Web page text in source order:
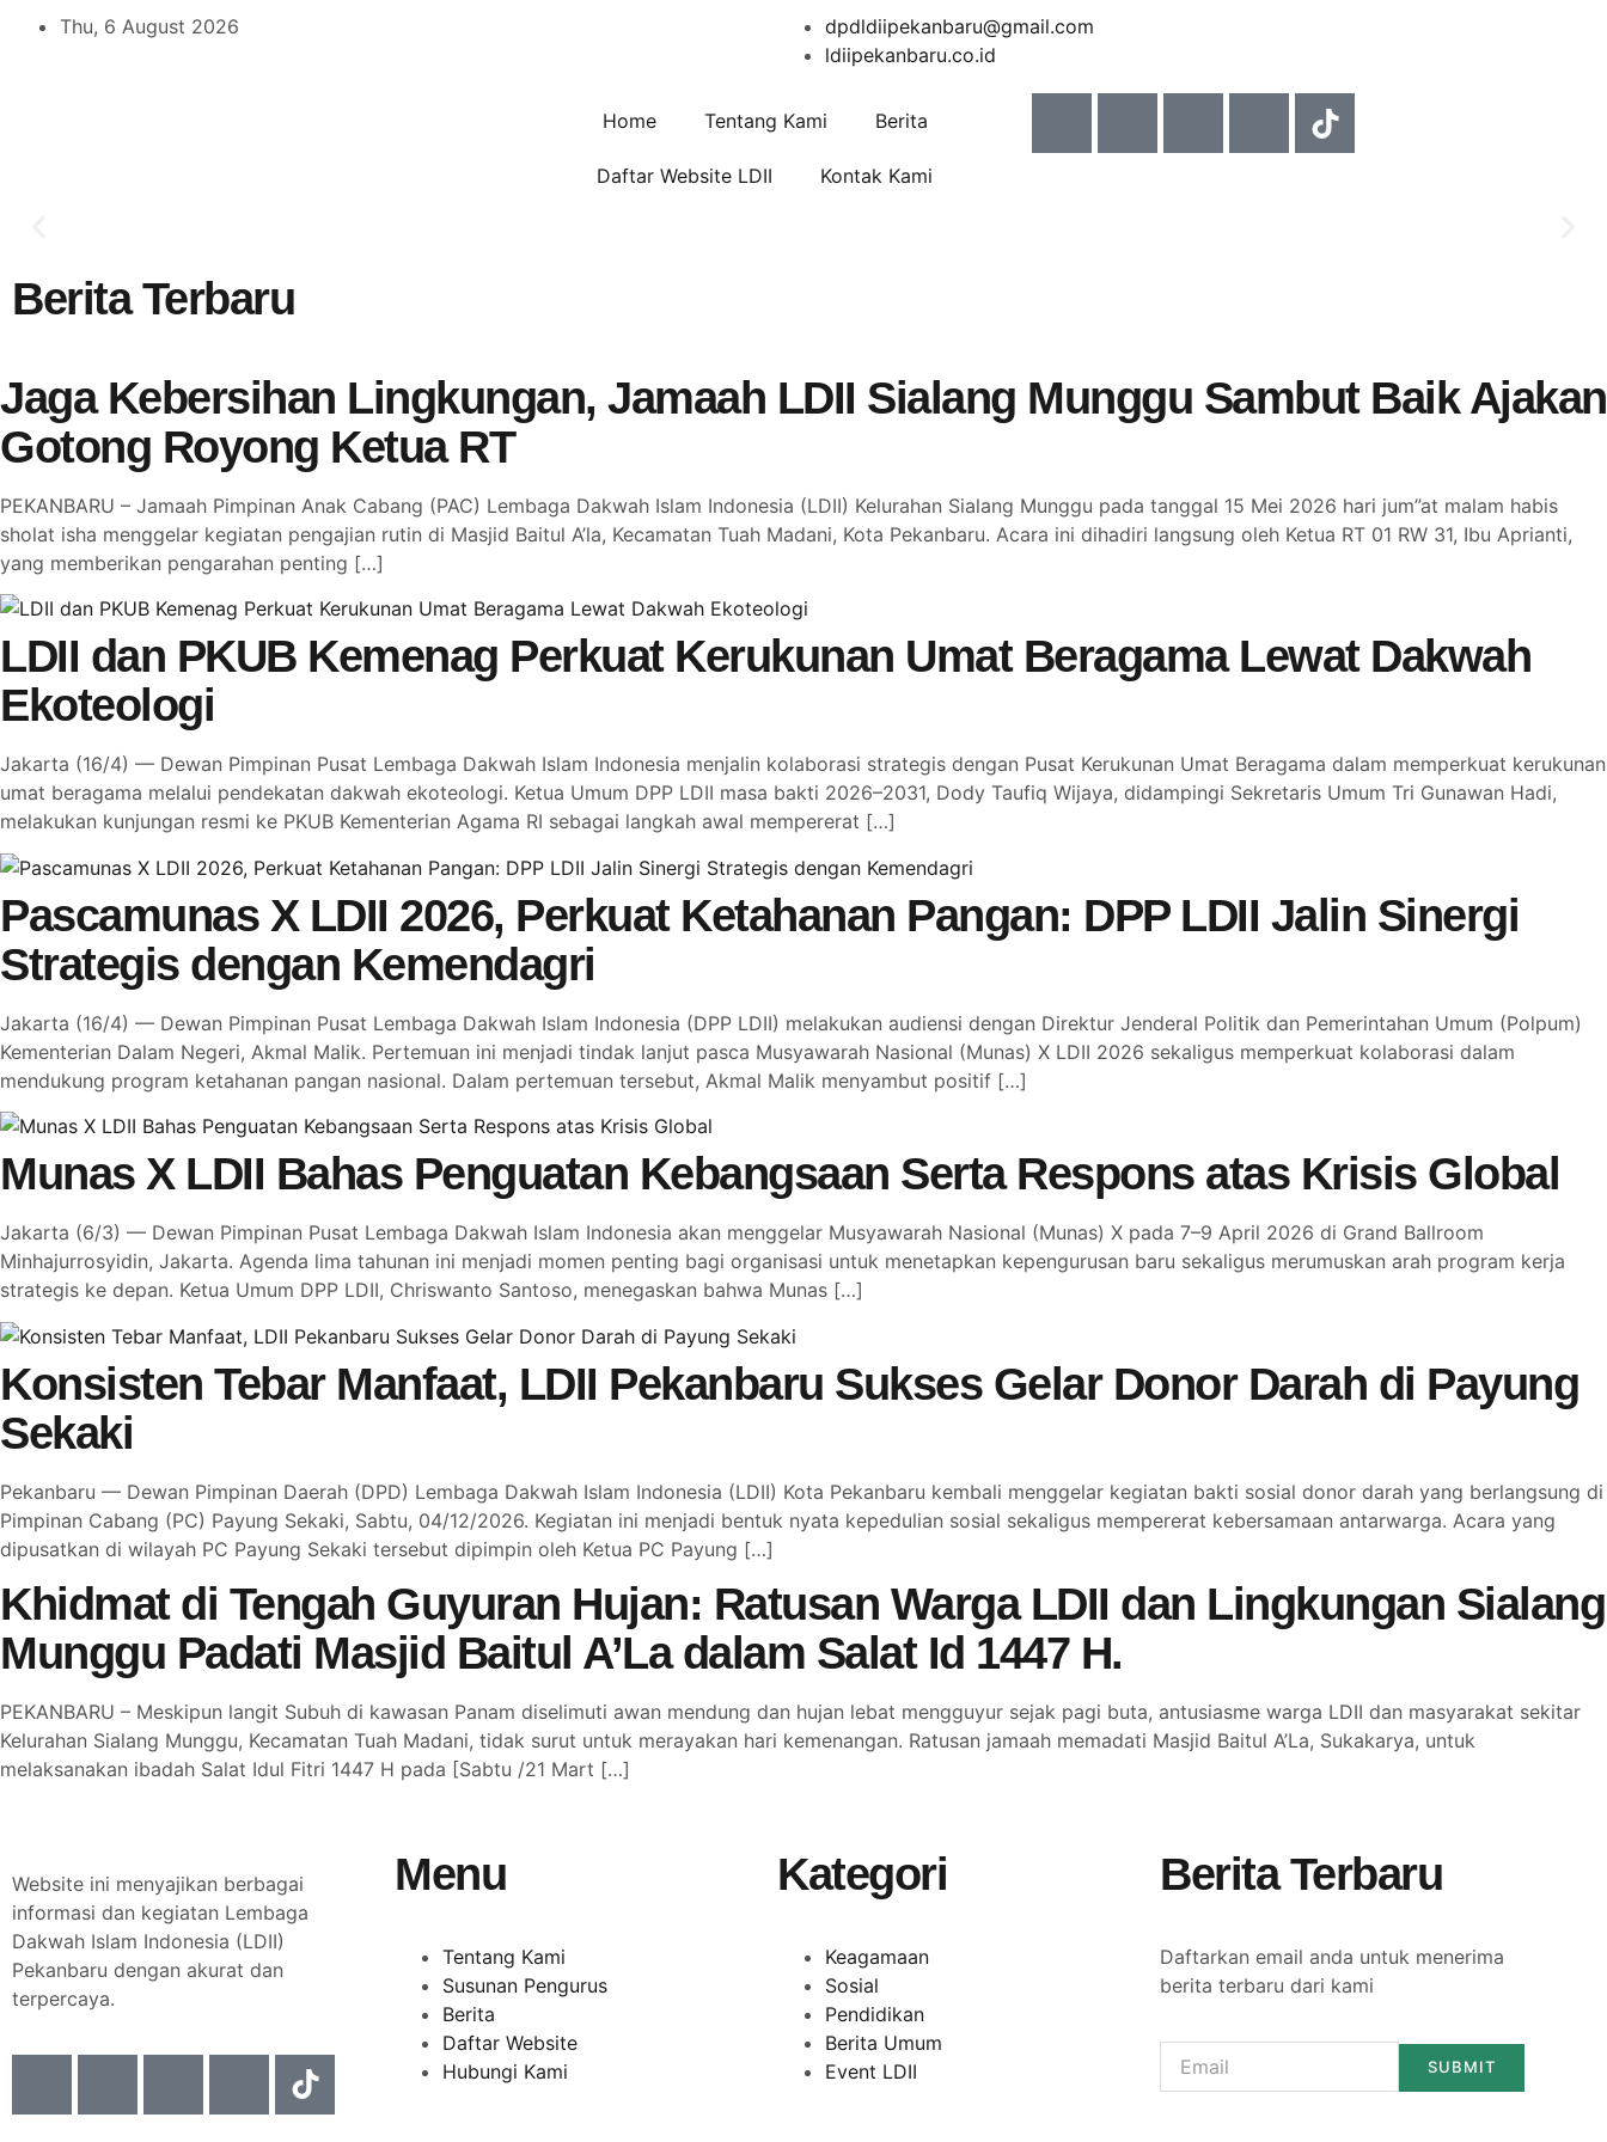
Thu, 6 August 2026
dpdldiipekanbaru@gmail.com
ldiipekanbaru.co.id
Home Tentang Kami Berita
Daftar Website LDII Kontak Kami
LDII DAN DANDIM 0301 GELAR KERJA BAKTI NASIONAL
Berita Terbaru
Jaga Kebersihan Lingkungan, Jamaah LDII Sialang Munggu Sambut Baik Ajakan
Gotong Royong Ketua RT
PEKANBARU – Jamaah Pimpinan Anak Cabang (PAC) Lembaga Dakwah Islam Indonesia (LDII) Kelurahan Sialang Munggu pada tanggal 15 Mei 2026 hari jum”at malam habis
sholat isha menggelar kegiatan pengajian rutin di Masjid Baitul A’la, Kecamatan Tuah Madani, Kota Pekanbaru. Acara ini dihadiri langsung oleh Ketua RT 01 RW 31, Ibu Aprianti,
yang memberikan pengarahan penting […]
LDII dan PKUB Kemenag Perkuat Kerukunan Umat Beragama Lewat Dakwah
Ekoteologi
Jakarta (16/4) — Dewan Pimpinan Pusat Lembaga Dakwah Islam Indonesia menjalin kolaborasi strategis dengan Pusat Kerukunan Umat Beragama dalam memperkuat kerukunan
umat beragama melalui pendekatan dakwah ekoteologi. Ketua Umum DPP LDII masa bakti 2026–2031, Dody Taufiq Wijaya, didampingi Sekretaris Umum Tri Gunawan Hadi,
melakukan kunjungan resmi ke PKUB Kementerian Agama RI sebagai langkah awal mempererat […]
Pascamunas X LDII 2026, Perkuat Ketahanan Pangan: DPP LDII Jalin Sinergi
Strategis dengan Kemendagri
Jakarta (16/4) — Dewan Pimpinan Pusat Lembaga Dakwah Islam Indonesia (DPP LDII) melakukan audiensi dengan Direktur Jenderal Politik dan Pemerintahan Umum (Polpum)
Kementerian Dalam Negeri, Akmal Malik. Pertemuan ini menjadi tindak lanjut pasca Musyawarah Nasional (Munas) X LDII 2026 sekaligus memperkuat kolaborasi dalam
mendukung program ketahanan pangan nasional. Dalam pertemuan tersebut, Akmal Malik menyambut positif […]
Munas X LDII Bahas Penguatan Kebangsaan Serta Respons atas Krisis Global
Jakarta (6/3) — Dewan Pimpinan Pusat Lembaga Dakwah Islam Indonesia akan menggelar Musyawarah Nasional (Munas) X pada 7–9 April 2026 di Grand Ballroom
Minhajurrosyidin, Jakarta. Agenda lima tahunan ini menjadi momen penting bagi organisasi untuk menetapkan kepengurusan baru sekaligus merumuskan arah program kerja
strategis ke depan. Ketua Umum DPP LDII, Chriswanto Santoso, menegaskan bahwa Munas […]
Konsisten Tebar Manfaat, LDII Pekanbaru Sukses Gelar Donor Darah di Payung
Sekaki
Pekanbaru — Dewan Pimpinan Daerah (DPD) Lembaga Dakwah Islam Indonesia (LDII) Kota Pekanbaru kembali menggelar kegiatan bakti sosial donor darah yang berlangsung di
Pimpinan Cabang (PC) Payung Sekaki, Sabtu, 04/12/2026. Kegiatan ini menjadi bentuk nyata kepedulian sosial sekaligus mempererat kebersamaan antarwarga. Acara yang
dipusatkan di wilayah PC Payung Sekaki tersebut dipimpin oleh Ketua PC Payung […]
Khidmat di Tengah Guyuran Hujan: Ratusan Warga LDII dan Lingkungan Sialang
Munggu Padati Masjid Baitul A’La dalam Salat Id 1447 H.
PEKANBARU – Meskipun langit Subuh di kawasan Panam diselimuti awan mendung dan hujan lebat mengguyur sejak pagi buta, antusiasme warga LDII dan masyarakat sekitar
Kelurahan Sialang Munggu, Kecamatan Tuah Madani, tidak surut untuk merayakan hari kemenangan. Ratusan jamaah memadati Masjid Baitul A’La, Sukakarya, untuk
melaksanakan ibadah Salat Idul Fitri 1447 H pada [Sabtu /21 Mart […]
Website ini menyajikan berbagai
informasi dan kegiatan Lembaga
Dakwah Islam Indonesia (LDII)
Pekanbaru dengan akurat dan
terpercaya.
Menu
Tentang Kami
Susunan Pengurus
Berita
Daftar Website
Hubungi Kami
Kategori
Keagamaan
Sosial
Pendidikan
Berita Umum
Event LDII
Berita Terbaru
Daftarkan email anda untuk menerima
berita terbaru dari kami
SUBMIT